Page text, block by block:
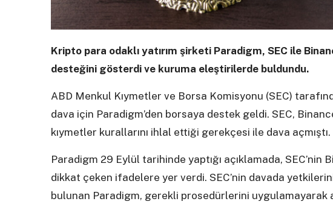
Kripto para odaklı yatırım şirketi Paradigm, SEC ile
desteğini gösterdi ve kuruma eleştirilerde buldundu.
ABD Menkul Kıymetler ve Borsa Komisyonu (SEC)
dava için Paradigm’den borsaya destek geldi. SEC,
kıymetler kurallarını ihlal ettiği gerekçesi ile dava açmıştı.
Paradigm 29 Eylül tarihinde yaptığı açıklamada, SEC’nin
dikkat çeken ifadelere yer verdi. SEC’nin davada
bulunan Paradigm, gerekli prosedürlerini uygulamayarak